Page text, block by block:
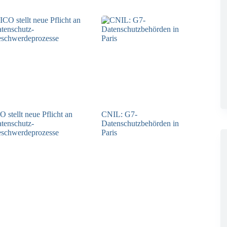
stellt neue Pflicht an
CNIL: G7-
Datenschutzbehörden in
Paris